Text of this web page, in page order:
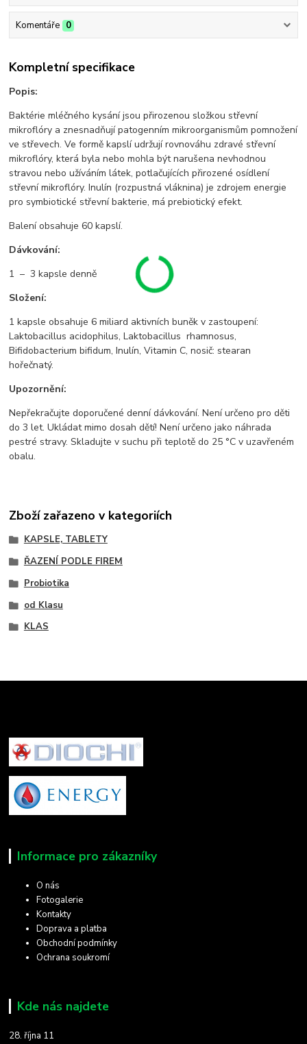
Komentáře 0
Kompletní specifikace
Popis:
Baktérie mléčného kysání jsou přirozenou složkou střevní
mikroflóry a znesnadňují patogenním mikroorganismům pomnožení
ve střevech. Ve formě kapslí udržují rovnováhu zdravé střevní
mikroflóry, která byla nebo mohla být narušena nevhodnou
stravou nebo užíváním látek, potlačujících přirozené osídlení
střevní mikroflóry. Inulín (rozpustná vláknina) je zdrojem energie
pro symbiotické střevní bakterie, má prebiotický efekt.
Balení obsahuje 60 kapslí.
Dávkování:
1 – 3 kapsle denně
Složení:
1 kapsle obsahuje 6 miliard aktivních buněk v zastoupení:
Laktobacillus acidophilus, Laktobacillus rhamnosus,
Bifidobacterium bifidum, Inulín, Vitamin C, nosič: stearan
hořečnatý.
Upozornění:
Nepřekračujte doporučené denní dávkování. Není určeno pro děti
do 3 let. Ukládat mimo dosah dětí! Není určeno jako náhrada
pestré stravy. Skladujte v suchu při teplotě do 25 °C v uzavřeném
obalu.
Zboží zařazeno v kategoriích
KAPSLE, TABLETY
ŘAZENÍ PODLE FIREM
Probiotika
od Klasu
KLAS
Informace pro zákazníky
O nás
Fotogalerie
Kontakty
Doprava a platba
Obchodní podmínky
Ochrana soukromí
Kde nás najdete
28. října 11